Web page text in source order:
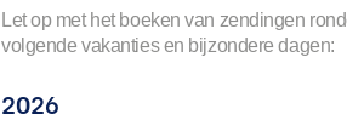
Let op met het boeken van zendingen
volgende vakanties en bijzondere dagen:
2026